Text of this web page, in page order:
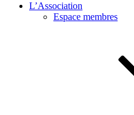
L’Association
Espace membres